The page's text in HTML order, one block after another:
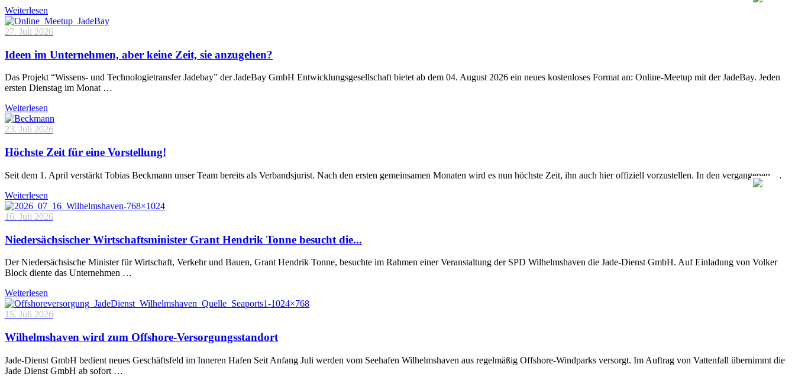
Weiterlesen
27. Juli 2026
Ideen im Unternehmen, aber keine Zeit, sie anzugehen?
Das Projekt “Wissens- und Technologietransfer Jadebay” der JadeBay GmbH Entwicklungsgesellschaft bietet ab dem 04. August 2026 ein neues kostenloses Format an: Online-Meetup mit der JadeBay. Jeden
ersten Dienstag im Monat …
Weiterlesen
23. Juli 2026
Höchste Zeit für eine Vorstellung!
Seit dem 1. April verstärkt Tobias Beckmann unser Team bereits als Verbandsjurist. Nach den ersten gemeinsamen Monaten wird es nun höchste Zeit, ihn auch hier offiziell vorzustellen. In den vergangenen …
Weiterlesen
16. Juli 2026
Niedersächsischer Wirtschaftsminister Grant Hendrik Tonne besucht die...
Der Niedersächsische Minister für Wirtschaft, Verkehr und Bauen, Grant Hendrik Tonne, besuchte im Rahmen einer Veranstaltung der SPD Wilhelmshaven die Jade-Dienst GmbH. Auf Einladung von Volker
Block diente das Unternehmen …
Weiterlesen
15. Juli 2026
Wilhelmshaven wird zum Offshore-Versorgungsstandort
Jade-Dienst GmbH bedient neues Geschäftsfeld im Inneren Hafen Seit Anfang Juli werden vom Seehafen Wilhelmshaven aus regelmäßig Offshore-Windparks versorgt. Im Auftrag von Vattenfall übernimmt die
Jade Dienst GmbH ab sofort …